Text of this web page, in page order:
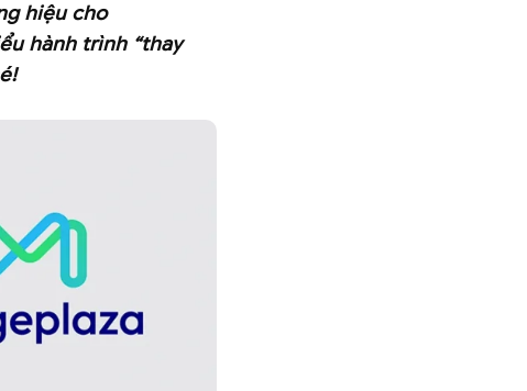
hiệu cho
hành trình “thay